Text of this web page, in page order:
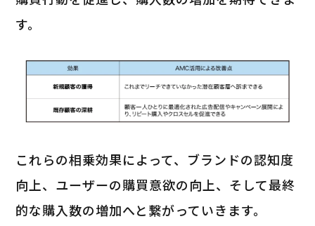
す。
これらの相乗効果によって、ブランドの認知度
向上、ユーザーの購買意欲の向上、そして最終
的な購入数の増加へと繋がっていきます。